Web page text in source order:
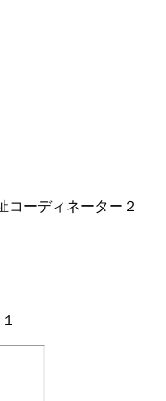
ーディネーター２